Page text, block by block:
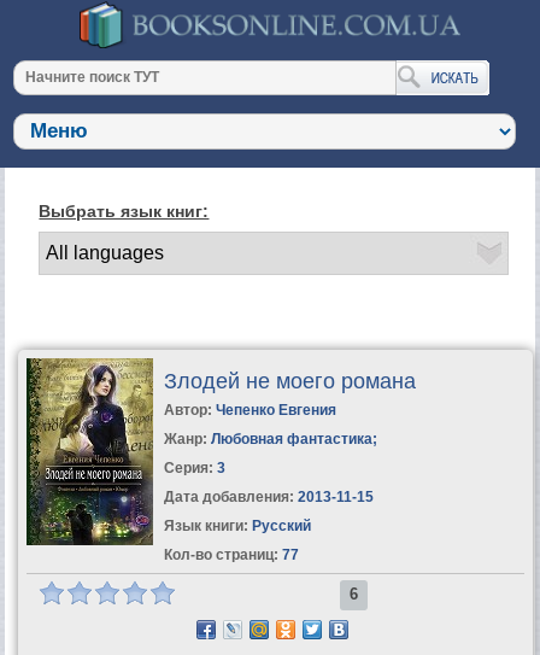
Выбрать язык книг:
Злодей не моего романа
Автор: Чепенко Евгения
Жанр: Любовная фантастика;
Серия: 3
Дата добавления: 2013-11-15
Язык книги: Русский
Кол-во страниц: 77
6